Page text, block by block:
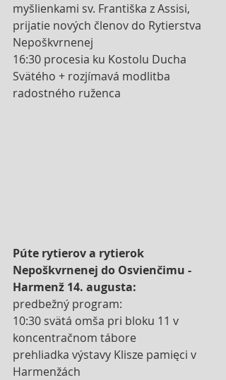
myšlienkami sv. Františka z Assisi,
prijatie nových členov do Rytierstva
Nepoškvrnenej
16:30 procesia ku Kostolu Ducha
Svätého + rozjímavá modlitba
radostného ruženca
Púte rytierov a rytierok
Nepoškvrnenej do Osvienčimu -
Harmenž 14. augusta:
predbežný program:
10:30 svätá omša pri bloku 11 v
koncentračnom tábore
prehliadka výstavy Klisze pamięci v
Harmenžách